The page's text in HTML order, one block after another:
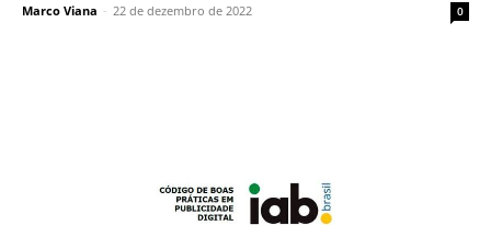
Marco Viana - 22 de dezembro de 2022 0